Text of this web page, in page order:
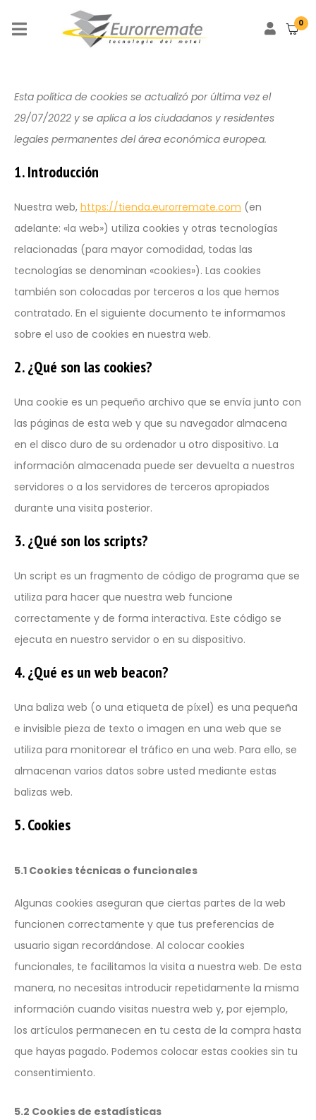
0
Esta política de cookies se actualizó por última vez el
29/07/2022 y se aplica a los ciudadanos y residentes
legales permanentes del área económica europea.
1. Introducción
Nuestra web, https://tienda.eurorremate.com (en
adelante: «la web») utiliza cookies y otras tecnologías
relacionadas (para mayor comodidad, todas las
tecnologías se denominan «cookies»). Las cookies
también son colocadas por terceros a los que hemos
contratado. En el siguiente documento te informamos
sobre el uso de cookies en nuestra web.
2. ¿Qué son las cookies?
Una cookie es un pequeño archivo que se envía junto con
las páginas de esta web y que su navegador almacena
en el disco duro de su ordenador u otro dispositivo. La
información almacenada puede ser devuelta a nuestros
servidores o a los servidores de terceros apropiados
durante una visita posterior.
3. ¿Qué son los scripts?
Un script es un fragmento de código de programa que se
utiliza para hacer que nuestra web funcione
correctamente y de forma interactiva. Este código se
ejecuta en nuestro servidor o en su dispositivo.
4. ¿Qué es un web beacon?
Una baliza web (o una etiqueta de píxel) es una pequeña
e invisible pieza de texto o imagen en una web que se
utiliza para monitorear el tráfico en una web. Para ello, se
almacenan varios datos sobre usted mediante estas
balizas web.
5. Cookies
5.1 Cookies técnicas o funcionales
Algunas cookies aseguran que ciertas partes de la web
funcionen correctamente y que tus preferencias de
usuario sigan recordándose. Al colocar cookies
funcionales, te facilitamos la visita a nuestra web. De esta
manera, no necesitas introducir repetidamente la misma
información cuando visitas nuestra web y, por ejemplo,
los artículos permanecen en tu cesta de la compra hasta
que hayas pagado. Podemos colocar estas cookies sin tu
consentimiento.
5.2 Cookies de estadísticas